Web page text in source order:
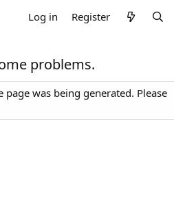
Log in Register
problems.
was being generated. Please